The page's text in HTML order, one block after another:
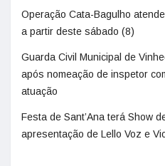
Operação Cata-Bagulho
a partir deste sábado (8)
Guarda Civil Municipal de
após nomeação de inspetor
atuação
Festa de Sant’Ana terá Show
apresentação de Lello Voz e